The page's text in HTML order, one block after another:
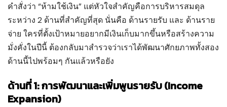
คำสั่งว่า “ห้ามใช้เงิน” แต่หัวใจสำคัญคือการบริหารสมดุล
ระหว่าง 2 ด้านที่สำคัญที่สุด นั่นคือ ด้านรายรับ และ ด้านราย
จ่าย ใครที่ตั้งเป้าหมายอยากมีเงินเก็บมากขึ้นหรือสร้างความ
มั่งคั่งในปีนี้ ต้องกลับมาสำรวจว่าเราได้พัฒนาศักยภาพทั้งสอง
ด้านนี้ไปพร้อมๆ กันแล้วหรือยัง
ด้านที่ 1: การพัฒนาและเพิ่มพูนรายรับ (Income
Expansion)